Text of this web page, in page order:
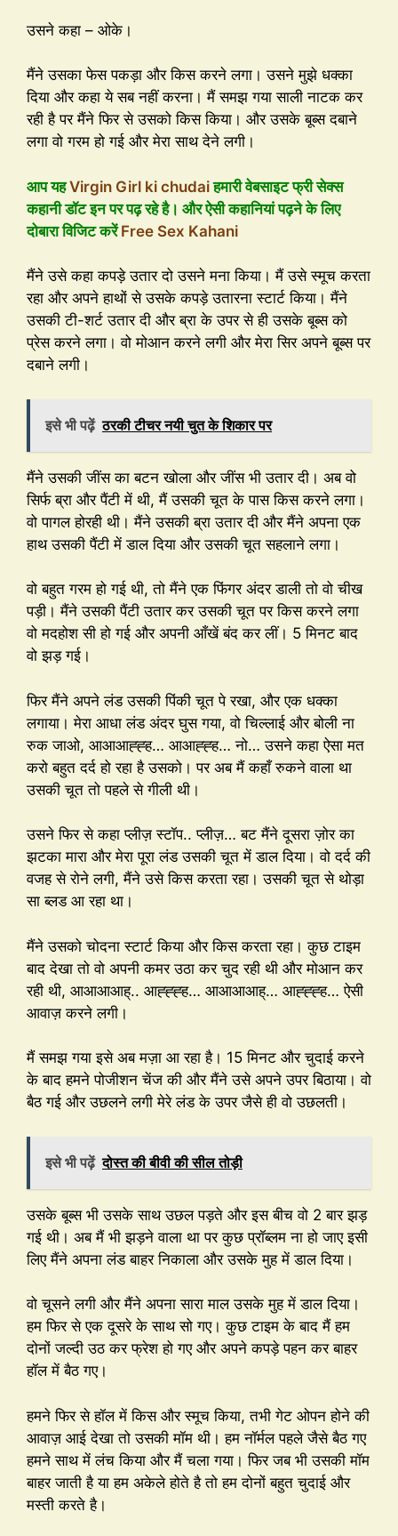
उसने कहा – ओके।
मैंने उसका फेस पकड़ा और किस करने लगा। उसने मुझे धक्का
दिया और कहा ये सब नहीं करना। मैं समझ गया साली नाटक कर
रही है पर मैंने फिर से उसको किस किया। और उसके बूब्स दबाने
लगा वो गरम हो गई और मेरा साथ देने लगी।
आप यहVirgin Girl ki chudaiहमारी वेबसाइट फ्री सेक्स
कहानी डॉट इन पर पढ़ रहे है। और ऐसी कहानियां पढ़ने के लिए
दोबारा विजिट करेंFree Sex Kahani
मैंने उसे कहा कपड़े उतार दो उसने मना किया। मैं उसे स्मूच करता
रहा और अपने हाथों से उसके कपड़े उतारना स्टार्ट किया। मैंने
उसकी टी-शर्ट उतार दी और ब्रा के उपर से ही उसके बूब्स को
प्रेस करने लगा। वो मोआन करने लगी और मेरा सिर अपने बूब्स पर
दबाने लगी।
इसे भी पढ़ें ठरकी टीचर नयी चुत के शिकार पर
मैंने उसकी जींस का बटन खोला और जींस भी उतार दी। अब वो
सिर्फ ब्रा और पैंटी में थी, मैं उसकी चूत के पास किस करने लगा।
वो पागल होरही थी। मैंने उसकी ब्रा उतार दी और मैंने अपना एक
हाथ उसकी पैंटी में डाल दिया और उसकी चूत सहलाने लगा।
वो बहुत गरम हो गई थी, तो मैंने एक फिंगर अंदर डाली तो वो चीख
पड़ी। मैंने उसकी पैंटी उतार कर उसकी चूत पर किस करने लगा
वो मदहोश सी हो गई और अपनी आँखें बंद कर लीं। 5 मिनट बाद
वो झड़ गई।
फिर मैंने अपने लंड उसकी पिंकी चूत पे रखा, और एक धक्का
लगाया। मेरा आधा लंड अंदर घुस गया, वो चिल्लाई और बोली ना
रुक जाओ, आआआह्ह्ह… आआह्ह्ह… नो… उसने कहा ऐसा मत
करो बहुत दर्द हो रहा है उसको। पर अब मैं कहाँ रुकने वाला था
उसकी चूत तो पहले से गीली थी।
उसने फिर से कहा प्लीज़ स्टॉप.. प्लीज़… बट मैंने दूसरा ज़ोर का
झटका मारा और मेरा पूरा लंड उसकी चूत में डाल दिया। वो दर्द की
वजह से रोने लगी, मैंने उसे किस करता रहा। उसकी चूत से थोड़ा
सा ब्लड आ रहा था।
मैंने उसको चोदना स्टार्ट किया और किस करता रहा। कुछ टाइम
बाद देखा तो वो अपनी कमर उठा कर चुद रही थी और मोआन कर
रही थी, आआआआह्.. आह्ह्ह्ह… आआआआह्… आह्ह्ह्ह… ऐसी
आवाज़ करने लगी।
मैं समझ गया इसे अब मज़ा आ रहा है। 15 मिनट और चुदाई करने
के बाद हमने पोजीशन चेंज की और मैंने उसे अपने उपर बिठाया। वो
बैठ गई और उछलने लगी मेरे लंड के उपर जैसे ही वो उछलती।
इसे भी पढ़ें दोस्त की बीवी की सील तोड़ी
उसके बूब्स भी उसके साथ उछल पड़ते और इस बीच वो 2 बार झड़
गई थी। अब मैं भी झड़ने वाला था पर कुछ प्रॉब्लम ना हो जाए इसी
लिए मैंने अपना लंड बाहर निकाला और उसके मुह में डाल दिया।
वो चूसने लगी और मैंने अपना सारा माल उसके मुह में डाल दिया।
हम फिर से एक दूसरे के साथ सो गए। कुछ टाइम के बाद मैं हम
दोनों जल्दी उठ कर फ्रेश हो गए और अपने कपड़े पहन कर बाहर
हॉल में बैठ गए।
हमने फिर से हॉल में किस और स्मूच किया, तभी गेट ओपन होने की
आवाज़ आई देखा तो उसकी मॉम थी। हम नॉर्मल पहले जैसे बैठ गए
हमने साथ में लंच किया और मैं चला गया। फिर जब भी उसकी मॉम
बाहर जाती है या हम अकेले होते है तो हम दोनों बहुत चुदाई और
मस्ती करते है।